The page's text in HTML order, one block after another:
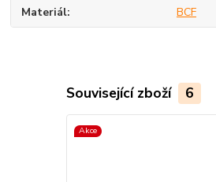
Materiál BCF
Související zboží 6
Akce